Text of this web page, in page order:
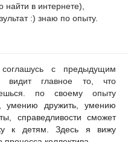
в интернете),
:) знаю по опыту.
с предыдущим
видит главное то, что
по своему опыту
умению дружить, умению
справедливости сможет
к детям. Здесь я вижу